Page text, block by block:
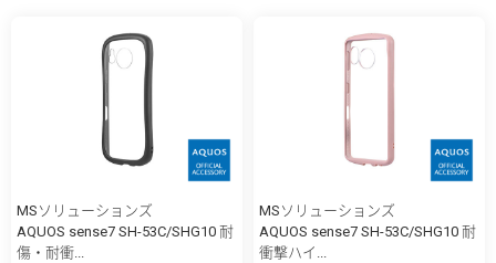
MSソリューションズ
AQUOS sense7 SH-53C/SHG10 耐
傷・耐衝...
MSソリューションズ
AQUOS sense7 SH-53C/SHG10 耐
衝撃ハイ...